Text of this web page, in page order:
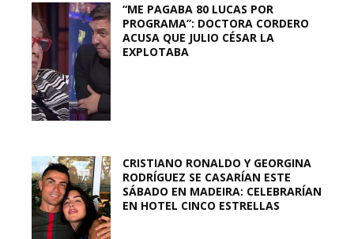
“ME PAGABA 80 LUCAS POR
PROGRAMA”: DOCTORA CORDERO
ACUSA QUE JULIO CÉSAR LA
EXPLOTABA
CRISTIANO RONALDO Y GEORGINA
RODRÍGUEZ SE CASARÍAN ESTE
SÁBADO EN MADEIRA: CELEBRARÍAN
EN HOTEL CINCO ESTRELLAS